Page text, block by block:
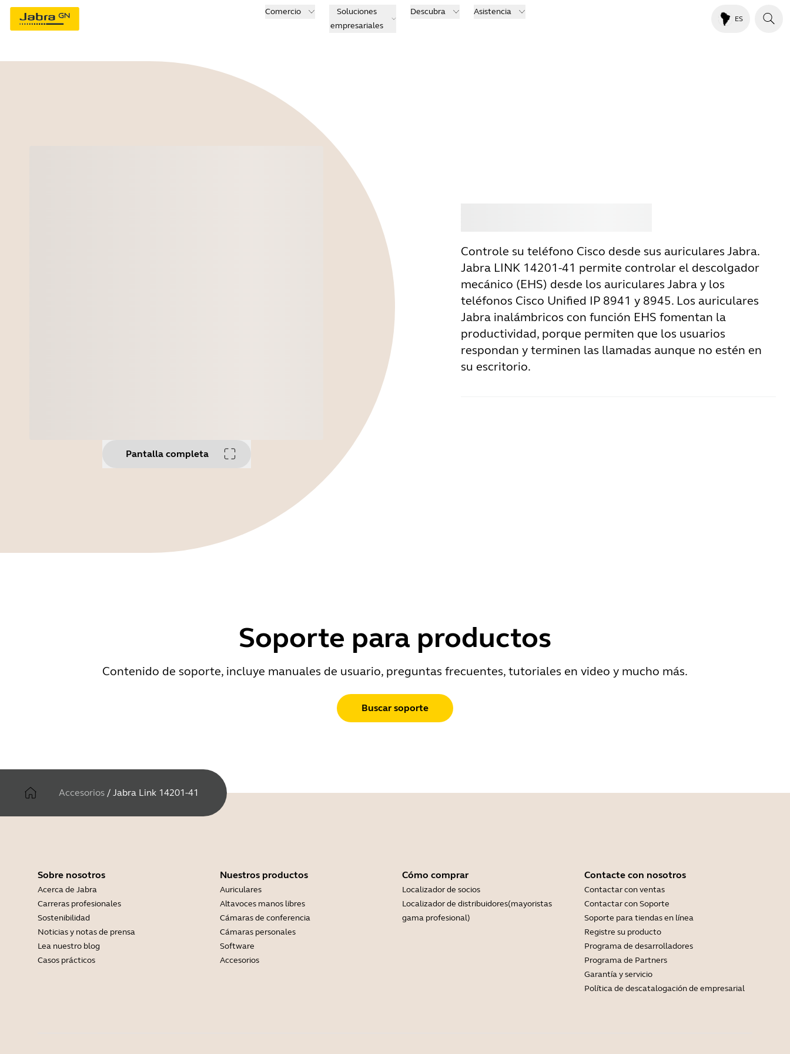
Comercio
Soluciones
empresariales
Descubra Asistencia
ES
Pantalla completa
Controle su teléfono Cisco desde sus auriculares Jabra.
Jabra LINK 14201-41 permite controlar el descolgador
mecánico (EHS) desde los auriculares Jabra y los
teléfonos Cisco Unified IP 8941 y 8945. Los auriculares
Jabra inalámbricos con función EHS fomentan la
productividad, porque permiten que los usuarios
respondan y terminen las llamadas aunque no estén en
su escritorio.
Soporte para productos
Contenido de soporte, incluye manuales de usuario, preguntas frecuentes, tutoriales en video y mucho más.
Buscar soporte
Accesorios / Jabra Link 14201-41
Sobre nosotros
Acerca de Jabra
Carreras profesionales
Sostenibilidad
Noticias y notas de prensa
Lea nuestro blog
Casos prácticos
Nuestros productos
Auriculares
Altavoces manos libres
Cámaras de conferencia
Cámaras personales
Software
Accesorios
Cómo comprar
Localizador de socios
Localizador de distribuidores(mayoristas
gama profesional)
Contacte con nosotros
Contactar con ventas
Contactar con Soporte
Soporte para tiendas en línea
Registre su producto
Programa de desarrolladores
Programa de Partners
Garantía y servicio
Política de descatalogación de empresarial